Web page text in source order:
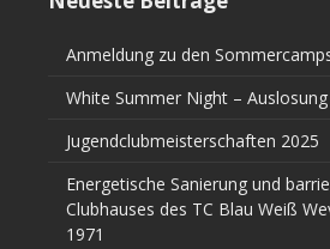
Anmeldung zu den
White Summer Night –
Jugendclubmeisterschaften 2025
Energetische Sanierung und
Clubhauses des TC Blau Weiß
1971